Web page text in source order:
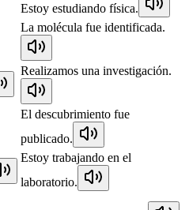
Estoy estudiando física.
La molécula fue identificada.
Realizamos una investigación.
El descubrimiento fue
publicado.
Estoy trabajando en el
laboratorio.